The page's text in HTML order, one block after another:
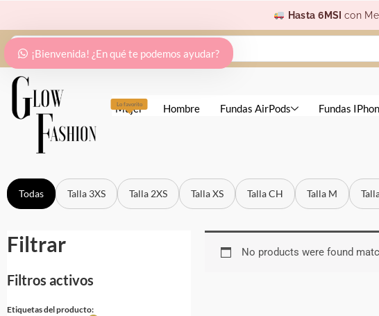
al
contenido
Hasta 6MSIcon
Search
Lo favorito
Mujer Hombre Fundas AirPods Fundas
Todas Talla 3XS Talla 2XS Talla XS Talla CH Talla M
Filtrar
Filtros activos
Etiquetas del producto:
No products were found
¡Bienvenida! ¿En qué te podemos ayudar?